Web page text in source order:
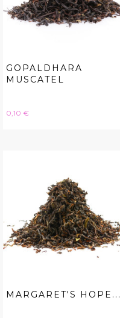
GOPALDHARA
MUSCATEL
Hinta
0,10 €
MARGARET'S HOPE...